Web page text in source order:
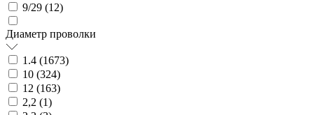
9/29 (12)
Диаметр проволки
1.4 (1673)
10 (324)
12 (163)
2,2 (1)